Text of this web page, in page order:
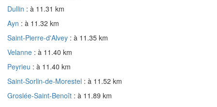
Dullin : à 11.31 km
Ayn : à 11.32 km
Saint-Pierre-d'Alvey : à 11.35 km
Velanne : à 11.40 km
Peyrieu : à 11.40 km
Saint-Sorlin-de-Morestel : à 11.52 km
Groslée-Saint-Benoît : à 11.89 km